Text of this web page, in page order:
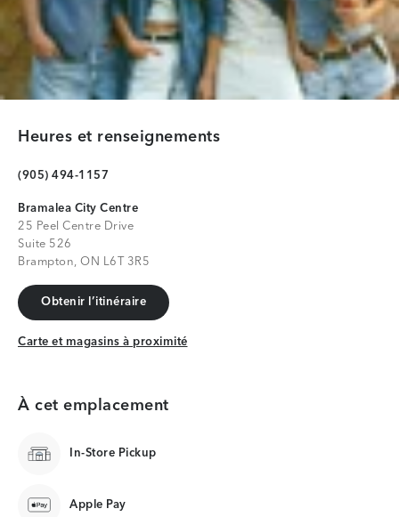
Heures et renseignements
(905) 494-1157
Bramalea City Centre
25 Peel Centre Drive
Suite 526
Brampton, ON L6T 3R5
Obtenir l’itinéraire
Obtenir l’itinéraire
Carte et magasins à proximité
Carte et magasins à proximité
À cet emplacement
In-Store Pickup
Apple Pay